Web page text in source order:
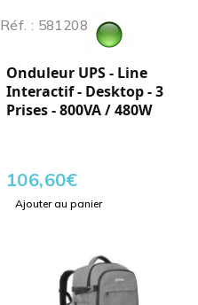
Réf. : 581208
Onduleur UPS - Line
Interactif - Desktop - 3
Prises - 800VA / 480W
106,60€
Ajouter au panier